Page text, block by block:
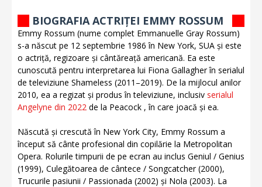
BIOGRAFIA ACTRIȚEI EMMY ROSSUM
Emmy Rossum (nume complet Emmanuelle Gray Rossum)
s-a născut pe 12 septembrie 1986 în New York, SUA și este
o actriță, regizoare și cântăreață americană. Ea este
cunoscută pentru interpretarea lui Fiona Gallagher în serialul
de televiziune Shameless (2011–2019). De la mijlocul anilor
2010, ea a regizat și produs în televiziune, inclusiv serialul
Angelyne din 2022 de la Peacock , în care joacă și ea.
Născută și crescută în New York City, Emmy Rossum a
început să cânte profesional din copilărie la Metropolitan
Opera. Rolurile timpurii de pe ecran au inclus Geniul / Genius
(1999), Culegătoarea de cântece / Songcatcher (2000),
Trucurile pasiunii / Passionada (2002) și Nola (2003). La